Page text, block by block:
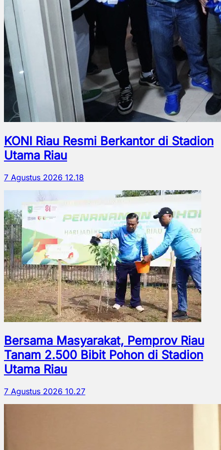
KONI Riau Resmi Berkantor di Stadion
Utama Riau
7 Agustus 2026 12.18
Bersama Masyarakat, Pemprov Riau
Tanam 2.500 Bibit Pohon di Stadion
Utama Riau
7 Agustus 2026 10.27